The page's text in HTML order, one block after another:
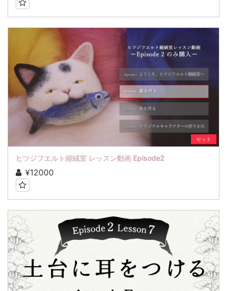
セット
ヒツジフエルト縮絨室 レッスン動画 Episode2
¥12000